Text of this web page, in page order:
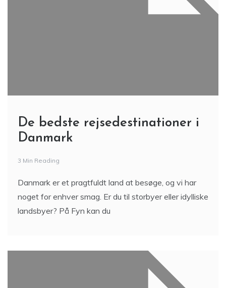
De bedste rejsedestinationer i
Danmark
3 Min Reading
Danmark er et pragtfuldt land at besøge, og vi har
noget for enhver smag. Er du til storbyer eller idylliske
landsbyer? På Fyn kan du